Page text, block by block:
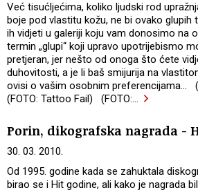
Već tisućljećima, koliko ljudski rod
boje pod vlastitu kožu, ne bi ovako
ih vidjeti u galeriji koju vam donosimo na
termin „glupi“ koji upravo upotrijebismo
pretjeran, jer nešto od onoga što ćete
duhovitosti, a je li baš smijurija na
ovisi o vašim osobnim preferencijama...
(FOTO: Tattoo Fail) (FOTO:…
Porin, dikografska nagrada -
30. 03. 2010.
Od 1995. godine kada se zahuktala
birao se i Hit godine, ali kako je nagrada